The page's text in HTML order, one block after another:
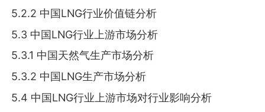
5.2.2 中国LNG行业价值链分析
5.3 中国LNG行业上游市场分析
5.3.1 中国天然气生产市场分析
5.3.2 中国LNG生产市场分析
5.4 中国LNG行业上游市场对行业影响分析